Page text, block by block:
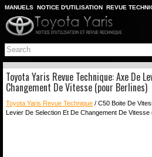
MANUELS NOTICE D'UTILISATION REVUE
PLAN DU SITE
CHERCHER
Toyota Yaris Revue Technique: Axe De
Changement De Vitesse (pour Berlines)
Toyota Yaris Revue Technique / C50 Boite De
Levier De Selection Et De Changement De Vitesse